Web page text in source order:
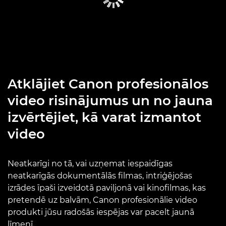
Atklājiet Canon profesionālos
video risinājumus un no jauna
izvērtējiet, kā varat izmantot
video
Neatkarīgi no tā, vai uzņemat iespaidīgas
neatkarīgās dokumentālās filmas, intriģējošas
izrādes īpaši izveidotā paviljonā vai kinofilmas, kas
pretendē uz balvām, Canon profesionālie video
produkti jūsu radošās iespējas var pacelt jaunā
līmenī.